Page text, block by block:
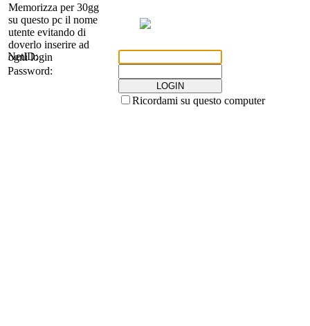
NetID:
Password:
Ricordami su questo computer
Memorizza per 30gg
su questo pc il nome
utente evitando di
doverlo inserire ad
ogni login